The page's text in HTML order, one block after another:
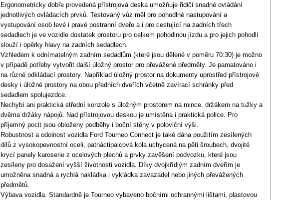
Ergonometricky dobře provedená přístrojová deska umožňuje řidiči snadné ovládání
jednotlivých ovládacích prvků. Testovaný vůz měl pro pohodlné nastupování a
vystupování osob levé i pravé postranní dveře a i pro cestující na zadních třech
sedadlech je ve vozidle dostatek prostoru pro celkem pohodlnou jízdu a pro jejich pohodlí
slouží i opěrky hlavy na zadních sedadlech.
Vzhledem k odnímatelným zadním sedadlům (které jsou dělené v poměru 70:30) je možno
v případě potřeby vytvořit další úložný prostor pro převážené předměty. Je pamatováno i
na různé odkládací prostory. Například úložný prostor na dokumenty uprostřed přístrojové
desky i úložné prostory na obou předních dveřích včetně zavírací schránky před
sedadlem spolujezdce.
Nechybí ani praktická střední konzole s úložným prostorem na mince, držákem na tužky a
dvěma držáky nápojů. Nad přístrojovou deskou je umístěna i praktická police. Pro
příjemný pocit jsou obloženy podběhy i boční stěny v poloviční výši.
Robustnost a odolnost vozidla Ford Tourneo Connect je také dána použitím zesílených
dílů z vysokopevnostní oceli, patnáctipalcová kola uchycená na pěti šroubech, dvojité
krycí panely karoserie z ocelových plechů a prvky zavěšení podvozku, které jsou
zesíleny pro dosažení vyšší životnosti vozidla. Díky dvojkřídlým zadním dveřím je
umožněna snadná a rychlá nakládka i vykládka zavazadel nebo jiných převážených
předmětů.
Výbava vozidla. Standardně je Tourneo vybaveno bočními ochrannými lištami, plastovou